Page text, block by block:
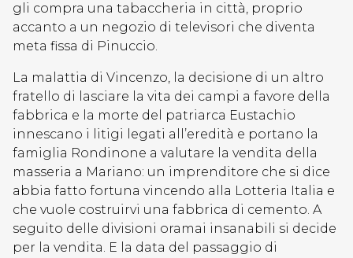
gli compra una tabaccheria in città, proprio
accanto a un negozio di televisori che diventa
meta fissa di Pinuccio.
La malattia di Vincenzo, la decisione di un altro
fratello di lasciare la vita dei campi a favore della
fabbrica e la morte del patriarca Eustachio
innescano i litigi legati all’eredità e portano la
famiglia Rondinone a valutare la vendita della
masseria a Mariano: un imprenditore che si dice
abbia fatto fortuna vincendo alla Lotteria Italia e
che vuole costruirvi una fabbrica di cemento. A
seguito delle divisioni oramai insanabili si decide
per la vendita. E la data del passaggio di